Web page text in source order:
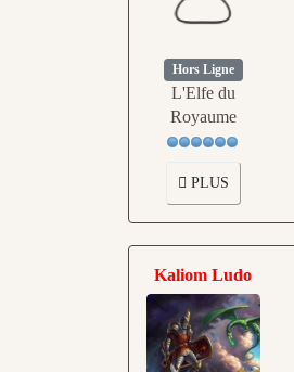
Hors Ligne
L'Elfe du
Royaume
PLUS
Kaliom Ludo